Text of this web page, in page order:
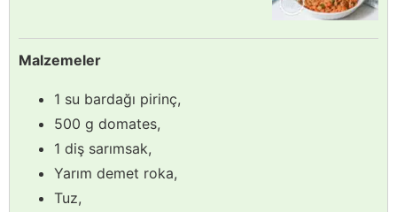
Malzemeler
1 su bardağı pirinç,
500 g domates,
1 diş sarımsak,
Yarım demet roka,
Tuz,